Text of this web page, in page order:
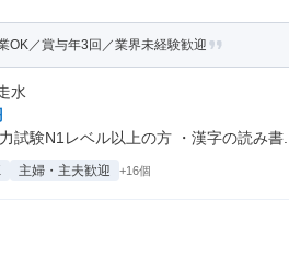
OK／賞与年3回／業界未経験歓迎
水
試験N1レベル以上の方 ・漢字の読み書...
主婦・主夫歓迎 +16個